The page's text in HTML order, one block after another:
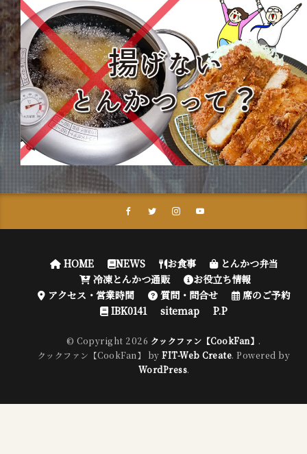
HOME NEWS お食事
とんかつ弁当
冷凍とんかつ通販
お役立ち情報
アクセス・営業時間
質問・問合せ
席のご予約
IBK0141
sitemap P.P
© Copyright 2026 クックファン【CookFan】 .
クックファン【CookFan】 byFIT-Web Create. Powered by
WordPress.